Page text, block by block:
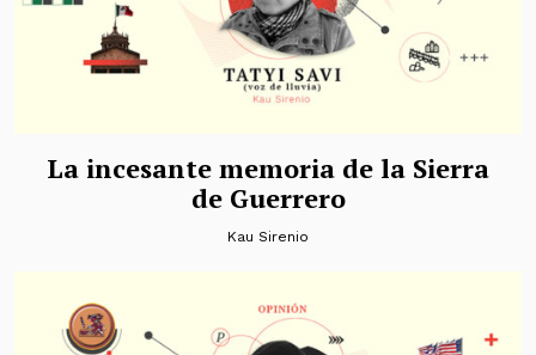
La incesante memoria de la Sierra
de Guerrero
Kau Sirenio